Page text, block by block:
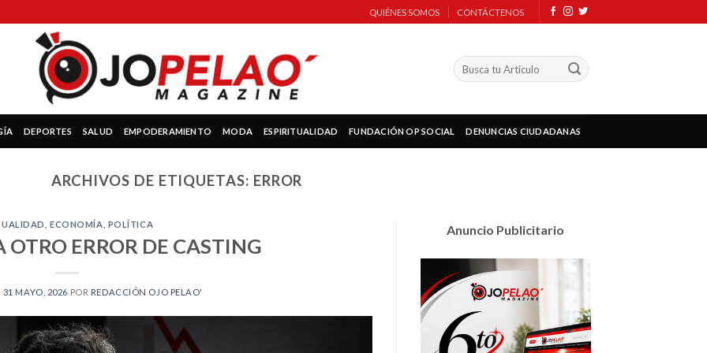
QUIÉNES SOMOS CONTÁCTENOS
DEPORTES SALUD EMPODERAMIENTO MODA ESPIRITUALIDAD FUNDACIÓN OP SOCIAL DENUNCIAS CIUDADANAS
ARCHIVOS DE ETIQUETAS: ERROR
,ECONOMÍA POLÍTICA
ERROR DE CASTING
31 MAYO, 2026 POR REDACCIÓN OJO PELAO'
Anuncio Publicitario